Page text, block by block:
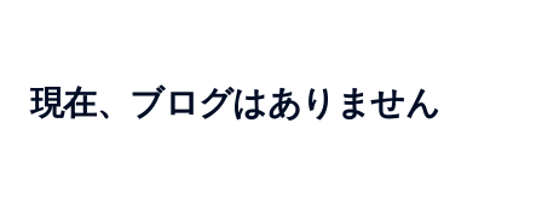
現在、ブログはありません